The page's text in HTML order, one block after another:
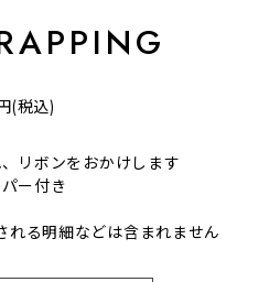
(税込)
リボンをおかけします
ー付き
る明細などは含まれません